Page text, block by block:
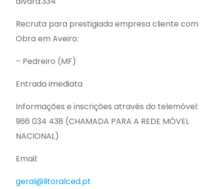
Recruta para prestigiada empresa cliente com
Obra em Aveiro:
– Pedreiro (MF)
Entrada imediata
Informações e inscrições através do telemóvel:
966 034 438 (CHAMADA PARA A REDE MÓVEL
NACIONAL)
Email:
geral@litoralced.pt